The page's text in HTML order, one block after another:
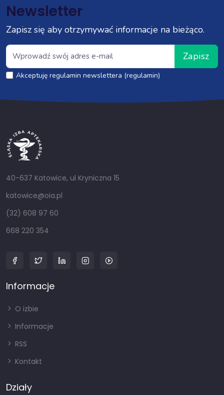
Newsletter
Zapisz się aby otrzymywać informacje na bieżąco.
Zapisz
Akceptuję regulamin newslettera (regulamin)
40-637 Katowice, ul Kryniczna 15
katowice@oia.pl
(32) 608 97 60
668 220 354
Informacje
O izbie
Informacje
RSS
Kontakt
Działy